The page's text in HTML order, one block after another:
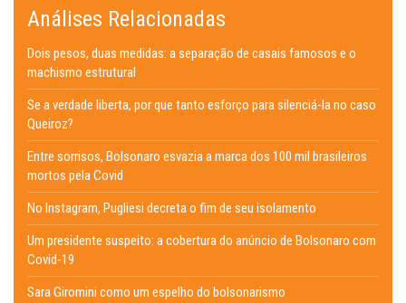
Análises Relacionadas
Dois pesos, duas medidas: a separação de casais famosos e o
machismo estrutural
Se a verdade liberta, por que tanto esforço para silenciá-la no caso
Queiroz?
Entre sorrisos, Bolsonaro esvazia a marca dos 100 mil brasileiros
mortos pela Covid
No Instagram, Pugliesi decreta o fim de seu isolamento
Um presidente suspeito: a cobertura do anúncio de Bolsonaro com
Covid-19
Sara Giromini como um espelho do bolsonarismo